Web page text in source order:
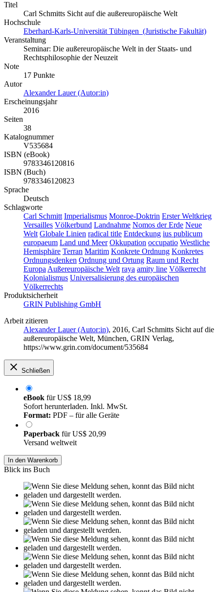
Titel
Carl Schmitts Sicht auf die außereuropäische Welt
Hochschule
Eberhard-Karls-Universität Tübingen (Juristische Fakultät)
Veranstaltung
Seminar: Die außereuropäische Welt in der Staats- und
Rechtsphilosophie der Neuzeit
Note
17 Punkte
Autor
Alexander Lauer (Autor:in)
Erscheinungsjahr
2016
Seiten
38
Katalognummer
V535684
ISBN (eBook)
9783346120816
ISBN (Buch)
9783346120823
Sprache
Deutsch
Schlagworte
Carl Schmitt Imperialismus Monroe-Doktrin Erster Weltkrieg
Versailles Völkerbund Landnahme Nomos der Erde Neue
Welt Globale Linien radical title Entdeckung ius publicum
europaeum Land und Meer Okkupation occupatio Westliche
Hemisphäre Terran Maritim Konkrete Ordnung Konkretes
Ordnungsdenken Ordnung und Ortung Raum und Recht
Europa Außereuropäische Welt raya amity line Völkerrecht
Kolonialismus Universalisierung des europäischen
Völkerrechts
Produktsicherheit
GRIN Publishing GmbH
Arbeit zitieren
Alexander Lauer (Autor:in), 2016, Carl Schmitts Sicht auf die
außereuropäische Welt, München, GRIN Verlag,
https://www.grin.com/document/535684
Schließen
eBook fürUS$ 18,99
Sofort herunterladen. Inkl. MwSt.
Format: PDF – für alle Geräte
Paperback fürUS$ 20,99
Versand weltweit
In den Warenkorb
Blick ins Buch